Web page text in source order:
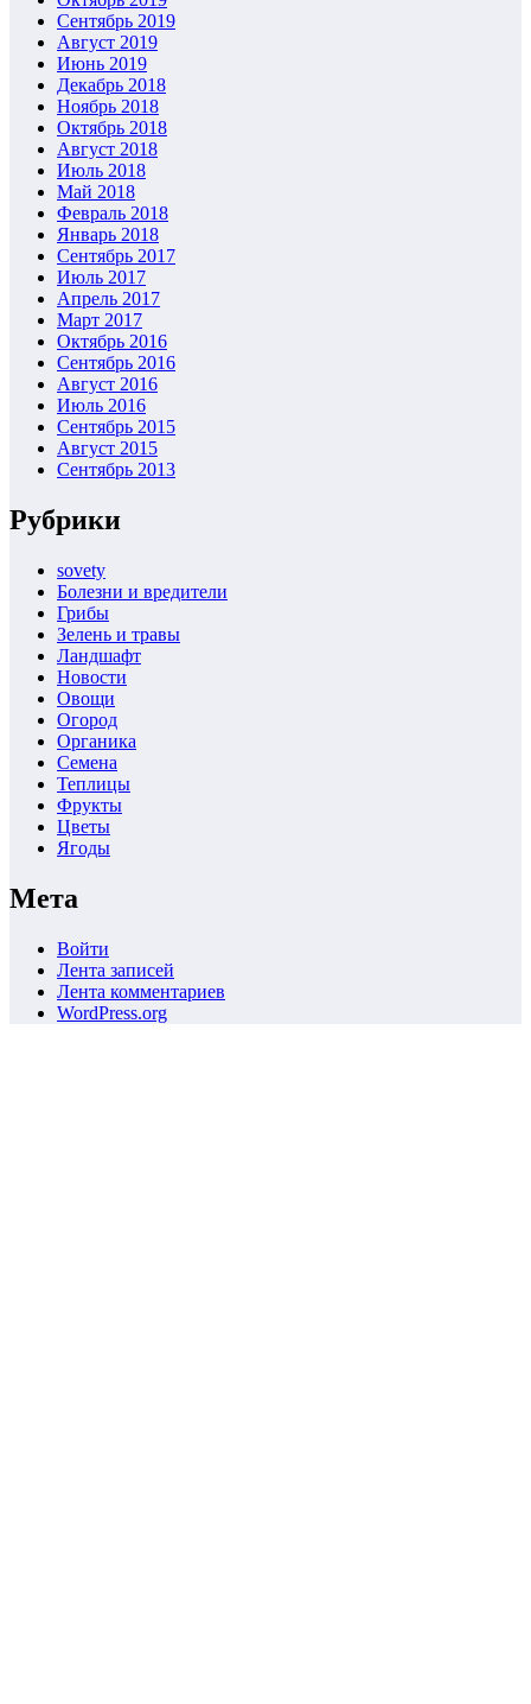
Сентябрь 2019
Август 2019
Июнь 2019
Декабрь 2018
Ноябрь 2018
Октябрь 2018
Август 2018
Июль 2018
Май 2018
Февраль 2018
Январь 2018
Сентябрь 2017
Июль 2017
Апрель 2017
Март 2017
Октябрь 2016
Сентябрь 2016
Август 2016
Июль 2016
Сентябрь 2015
Август 2015
Сентябрь 2013
Рубрики
sovety
Болезни и вредители
Грибы
Зелень и травы
Ландшафт
Новости
Овощи
Огород
Органика
Семена
Теплицы
Фрукты
Цветы
Ягоды
Мета
Войти
Лента записей
Лента комментариев
WordPress.org